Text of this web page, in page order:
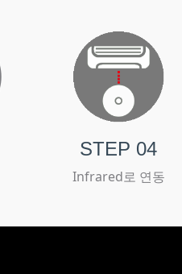
STEP 04
Infrared로 연동